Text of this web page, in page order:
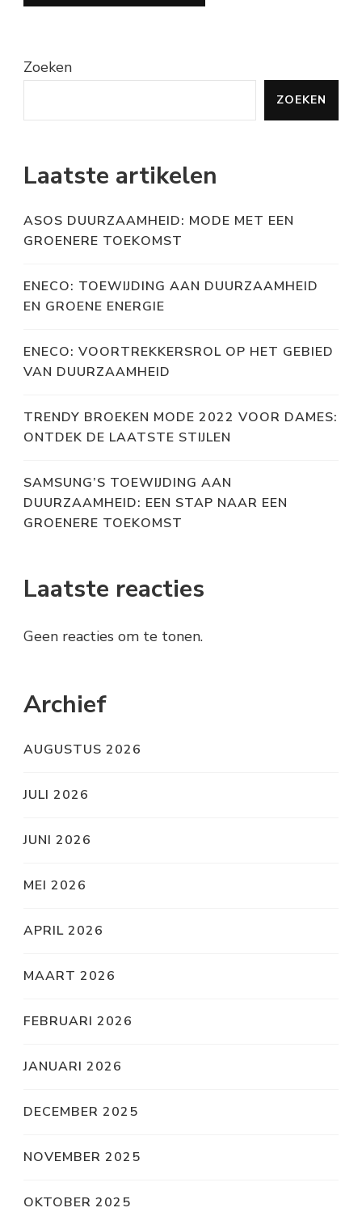
Zoeken
ZOEKEN
Laatste artikelen
ASOS DUURZAAMHEID: MODE MET EEN
GROENERE TOEKOMST
ENECO: TOEWIJDING AAN DUURZAAMHEID
EN GROENE ENERGIE
ENECO: VOORTREKKERSROL OP HET GEBIED
VAN DUURZAAMHEID
TRENDY BROEKEN MODE 2022 VOOR DAMES:
ONTDEK DE LAATSTE STIJLEN
SAMSUNG’S TOEWIJDING AAN
DUURZAAMHEID: EEN STAP NAAR EEN
GROENERE TOEKOMST
Laatste reacties
Geen reacties om te tonen.
Archief
AUGUSTUS 2026
JULI 2026
JUNI 2026
MEI 2026
APRIL 2026
MAART 2026
FEBRUARI 2026
JANUARI 2026
DECEMBER 2025
NOVEMBER 2025
OKTOBER 2025